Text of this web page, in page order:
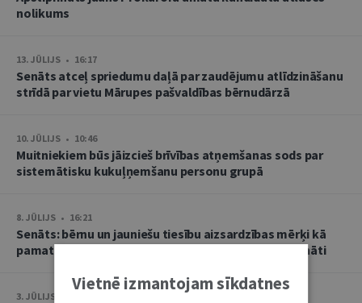
nolikums
13. JŪLIJS • 16:17
Senāts atceļ spriedumu daļā par zaudējumu atlīdzināšanu
strīdā par vietu Mārupes pašvaldības bērnudārzā
10. JŪLIJS • 10:46
Muitniekiem būs jāizcieš brīvības atņemšanas sods par
sistemātisku kukuļņemšanu personu grupā
8. JŪLIJS • 16:21
Senāts: bērnu un jauniešu tiesību aizsardzības mērķi kā
pamatu atbrīvojumam no PVN nevar tulkot paplašināti
3. JŪLIJS • 18:23
Vietnē izmantojam sīkdatnes